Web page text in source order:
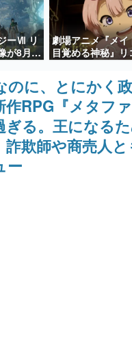
に訊く
のデジタルゲーム市場を担う若き
、彼らのルーツと情熱を探って
代の作家たち
大な影響を受けた作家さんに取
テンツ産業やカルチャーに与え
イルゲーム産業史
イルゲーム史における主要なト
るほか、開発者へのインタビュー
載。約20年の歴史が一望できる決定
のお話には…まだ
ーⅦ リ
が8月
』リ
ニング
クター
予定
劇場アニメ『メ
目覚める神秘』
七層”へ進む予告
キャストも発表、
星すみれさん、
野貴紀さんが担当
のに、とにかく
作RPG『メタフ
ぎる。王になる
欺師や商売人と
ー